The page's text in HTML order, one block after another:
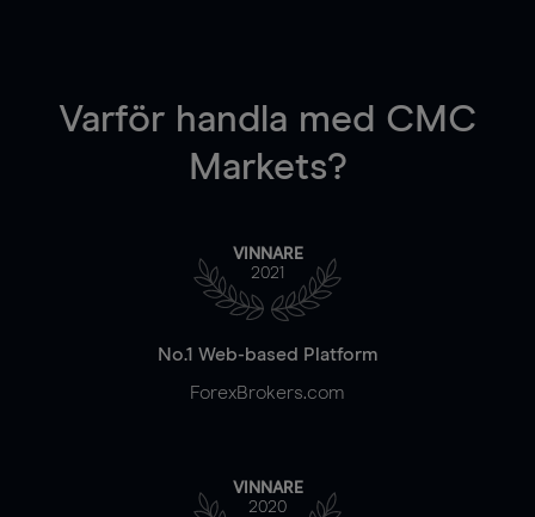
Varför handla med CMC
Markets?
VINNARE
2021
No.1 Web-based Platform
ForexBrokers.com
VINNARE
2020